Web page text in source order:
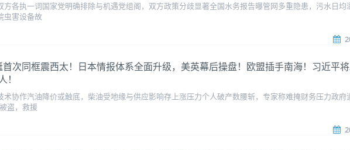
各执一词国家党明确排除与机遇党组阁，双方政策分歧显著全国水务报告曝管网多重隐患，污水日均
虫害设备故
次同框震西太！日本情报体系全面升级，美英幕后操盘！欧盟插手南海！习近平
协作汽油降价或触底，柴油受地缘与供应影响存上涨压力个人破产数腰斩，专家称难掩财务压力政府
盗，救援